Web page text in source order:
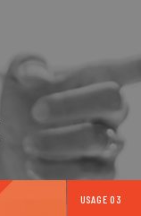
USAGE 03